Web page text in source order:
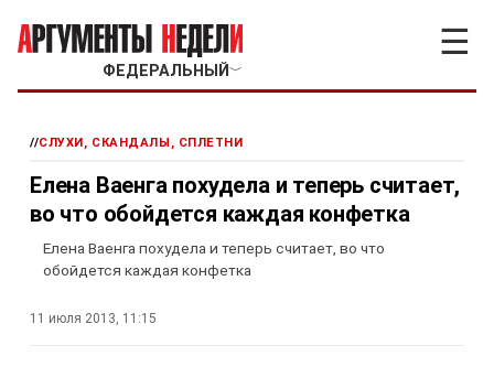
ФЕДЕРАЛЬНЫЙ ﹀
☰
//СЛУХИ, СКАНДАЛЫ, СПЛЕТНИ
Елена Ваенга похудела и теперь считает,
во что обойдется каждая конфетка
Елена Ваенга похудела и теперь считает, во что
обойдется каждая конфетка
11 июля 2013, 11:15